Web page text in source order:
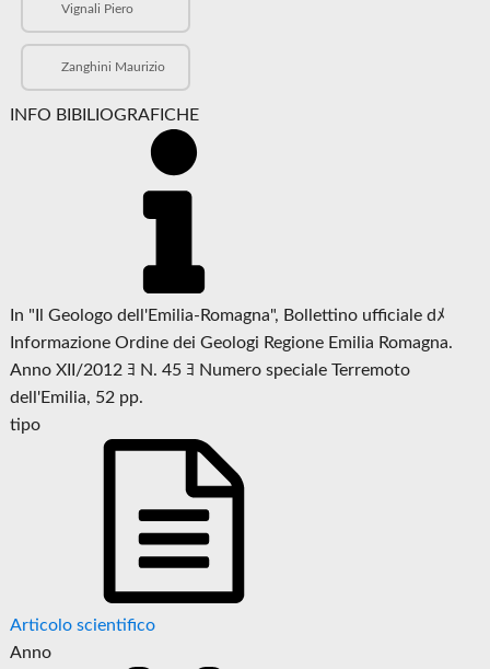
Vignali Piero
Zanghini Maurizio
INFO BIBILIOGRAFICHE
In "Il Geologo dell'Emilia-Romagna", Bollettino ufficiale dﾒ
Informazione Ordine dei Geologi Regione Emilia Romagna.
Anno XII/2012 ﾖ N. 45 ﾖ Numero speciale Terremoto
dell'Emilia, 52 pp.
tipo
Articolo scientifico
Anno